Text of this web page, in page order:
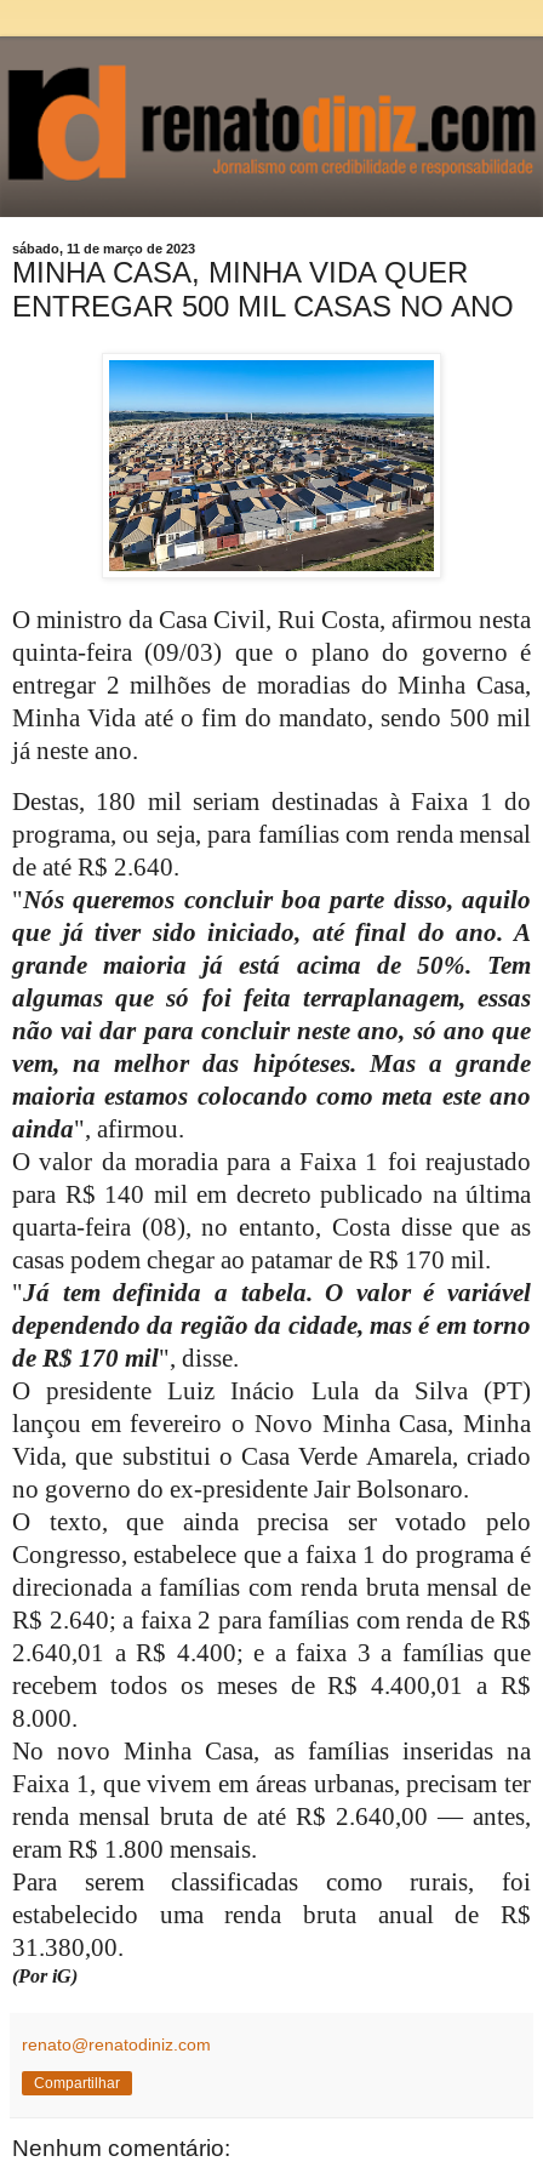
sábado, 11 de março de 2023
MINHA CASA, MINHA VIDA QUER
ENTREGAR 500 MIL CASAS NO ANO
O ministro da Casa Civil, Rui Costa, afirmou nesta
quinta-feira (09/03) que o plano do governo é
entregar 2 milhões de moradias do Minha Casa,
Minha Vida até o fim do mandato, sendo 500 mil
já neste ano.
Destas, 180 mil seriam destinadas à Faixa 1 do
programa, ou seja, para famílias com renda mensal
de até R$ 2.640.
"Nós queremos concluir boa parte disso, aquilo
que já tiver sido iniciado, até final do ano. A
grande maioria já está acima de 50%. Tem
algumas que só foi feita terraplanagem, essas
não vai dar para concluir neste ano, só ano que
vem, na melhor das hipóteses. Mas a grande
maioria estamos colocando como meta este ano
ainda", afirmou.
O valor da moradia para a Faixa 1 foi reajustado
para R$ 140 mil em decreto publicado na última
quarta-feira (08), no entanto, Costa disse que as
casas podem chegar ao patamar de R$ 170 mil.
"Já tem definida a tabela. O valor é variável
dependendo da região da cidade, mas é em torno
de R$ 170 mil", disse.
O presidente Luiz Inácio Lula da Silva (PT)
lançou em fevereiro o Novo Minha Casa, Minha
Vida, que substitui o Casa Verde Amarela, criado
no governo do ex-presidente Jair Bolsonaro.
O texto, que ainda precisa ser votado pelo
Congresso, estabelece que a faixa 1 do programa é
direcionada a famílias com renda bruta mensal de
R$ 2.640; a faixa 2 para famílias com renda de R$
2.640,01 a R$ 4.400; e a faixa 3 a famílias que
recebem todos os meses de R$ 4.400,01 a R$
8.000.
No novo Minha Casa, as famílias inseridas na
Faixa 1, que vivem em áreas urbanas, precisam ter
renda mensal bruta de até R$ 2.640,00 — antes,
eram R$ 1.800 mensais.
Para serem classificadas como rurais, foi
estabelecido uma renda bruta anual de R$
31.380,00.
(Por iG)
renato@renatodiniz.com
Compartilhar
Nenhum comentário: